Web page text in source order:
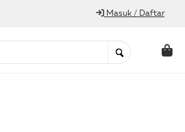
Masuk / Daftar